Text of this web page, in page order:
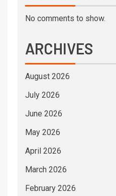
No comments to show.
ARCHIVES
August 2026
July 2026
June 2026
May 2026
April 2026
March 2026
February 2026